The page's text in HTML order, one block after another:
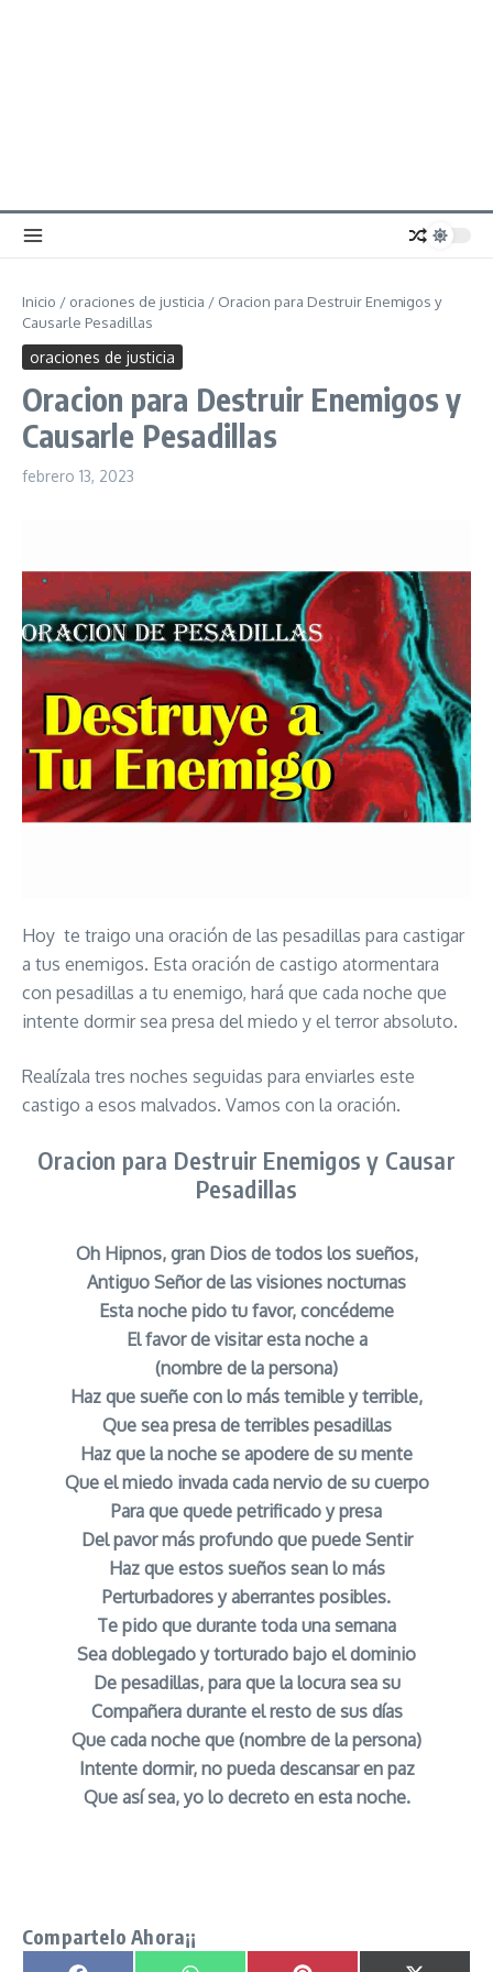
Inicio / oraciones de justicia / Oracion para Destruir Enemigos y
Causarle Pesadillas
oraciones de justicia
Oracion para Destruir Enemigos y
Causarle Pesadillas
febrero 13, 2023
Hoy te traigo una oración de las pesadillas para castigar
a tus enemigos. Esta oración de castigo atormentara
con pesadillas a tu enemigo, hará que cada noche que
intente dormir sea presa del miedo y el terror absoluto.
Realízala tres noches seguidas para enviarles este
castigo a esos malvados. Vamos con la oración.
Oracion para Destruir Enemigos y Causar
Pesadillas
Oh Hipnos, gran Dios de todos los sueños,
Antiguo Señor de las visiones nocturnas
Esta noche pido tu favor, concédeme
El favor de visitar esta noche a
(nombre de la persona)
Haz que sueñe con lo más temible y terrible,
Que sea presa de terribles pesadillas
Haz que la noche se apodere de su mente
Que el miedo invada cada nervio de su cuerpo
Para que quede petrificado y presa
Del pavor más profundo que puede Sentir
Haz que estos sueños sean lo más
Perturbadores y aberrantes posibles.
Te pido que durante toda una semana
Sea doblegado y torturado bajo el dominio
De pesadillas, para que la locura sea su
Compañera durante el resto de sus días
Que cada noche que (nombre de la persona)
Intente dormir, no pueda descansar en paz
Que así sea, yo lo decreto en esta noche.
Compartelo Ahora¡¡